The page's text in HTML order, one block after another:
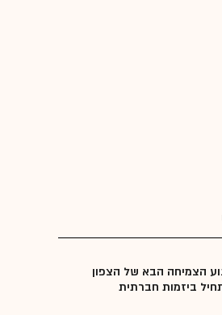
הצמיחה הבא של הצפון
ביזמות חברתית